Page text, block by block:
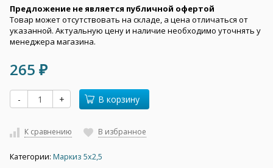
Предложение не является публичной офертой
Товар может отсутствовать на складе, а цена отличаться от
указанной. Актуальную цену и наличие необходимо уточнять у
менеджера магазина.
265 ₽
- + В корзину
К сравнению В избранное
Категории: Маркиз 5х2,5